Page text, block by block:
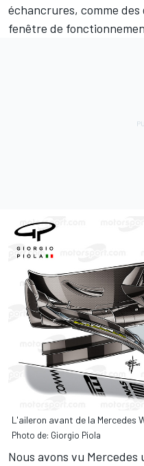
échancrures, comme
fenêtre de
L'aileron avant de la Mercedes
Photo de: Giorgio Piola
Nous avons vu